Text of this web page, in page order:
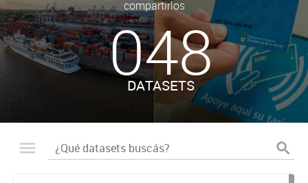
compartirlos
048
DATASETS